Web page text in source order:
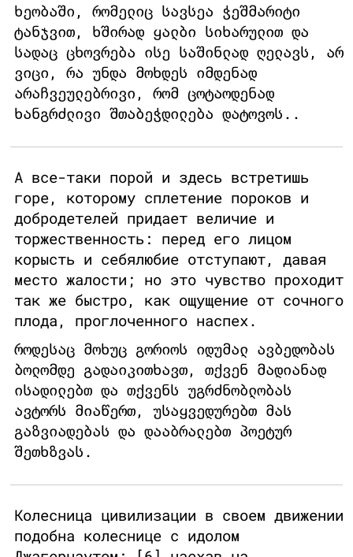
ხეობაში, რომელიც სავსეა ჭეშმარიტი
ტანჯვით, ხშირად ყალბი სიხარულით და
სადაც ცხოვრება ისე საშინლად ღელავს, არ
ვიცი, რა უნდა მოხდეს იმდენად
არაჩვეულებრივი, რომ ცოტაოდენად
ხანგრძლივი შთაბეჭდილება დატოვოს..
А все-таки порой и здесь встретишь
горе, которому сплетение пороков и
добродетелей придает величие и
торжественность: перед его лицом
корысть и себялюбие отступают, давая
место жалости; но это чувство проходит
так же быстро, как ощущение от сочного
плода, проглоченного наспех.
როდესაც მოხუც გორიოს იდუმალ ავბედობას
ბოლომდე გადაიკითხავთ, თქვენ მადიანად
ისადილებთ და თქვენს უგრძნობლობას
ავტორს მიაწერთ, უსაყვედურებთ მას
გაზვიადებას და დააბრალებთ პოეტურ
შეთხზვას.
Колесница цивилизации в своем движении
подобна колеснице с идолом